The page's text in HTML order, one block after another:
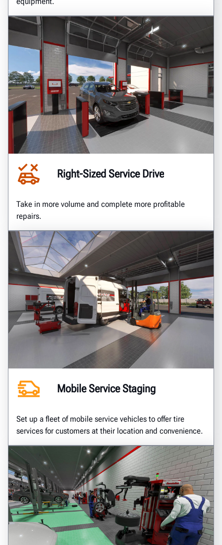
Right-Sized Service Drive
Take in more volume and complete more profitable
repairs.
Mobile Service Staging
Set up a fleet of mobile service vehicles to offer tire
services for customers at their location and convenience.